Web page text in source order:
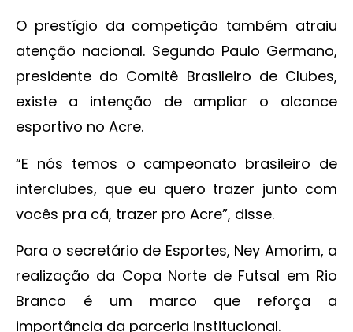
O prestígio da competição também atraiu
atenção nacional. Segundo Paulo Germano,
presidente do Comitê Brasileiro de Clubes,
existe a intenção de ampliar o alcance
esportivo no Acre.
“E nós temos o campeonato brasileiro de
interclubes, que eu quero trazer junto com
vocês pra cá, trazer pro Acre”, disse.
Para o secretário de Esportes, Ney Amorim, a
realização da Copa Norte de Futsal em Rio
Branco é um marco que reforça a
importância da parceria institucional.